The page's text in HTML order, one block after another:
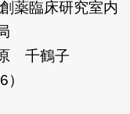
薬臨床研究室内
子